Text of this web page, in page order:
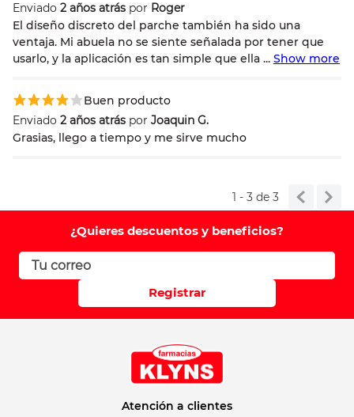
Su nombre
Correo electrónico
ENVIAR COMENTARIO
Enviado 2 años atrás por Roger
El diseño discreto del parche también ha sido una
ventaja. Mi abuela no se siente señalada por tener que
usarlo, y la aplicación es tan simple que ella ... Show more
Buen producto
Enviado 2 años atrás por Joaquin G.
Grasias, llego a tiempo y me sirve mucho
1 - 3de 3
¿Quieres descuentos y beneficios?
Registrar
Atención a clientes